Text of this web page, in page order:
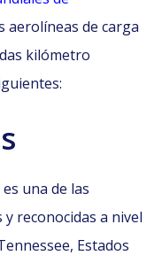
aerolíneas de carga
kilómetro
una de las
reconocidas a nivel
Estados